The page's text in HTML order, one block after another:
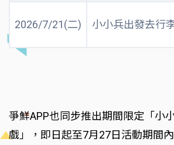
2026/7/21(二) 小小兵出發去行
爭鮮APP也同步推出期間限定「小
戲」，即日起至7月27日活動期間